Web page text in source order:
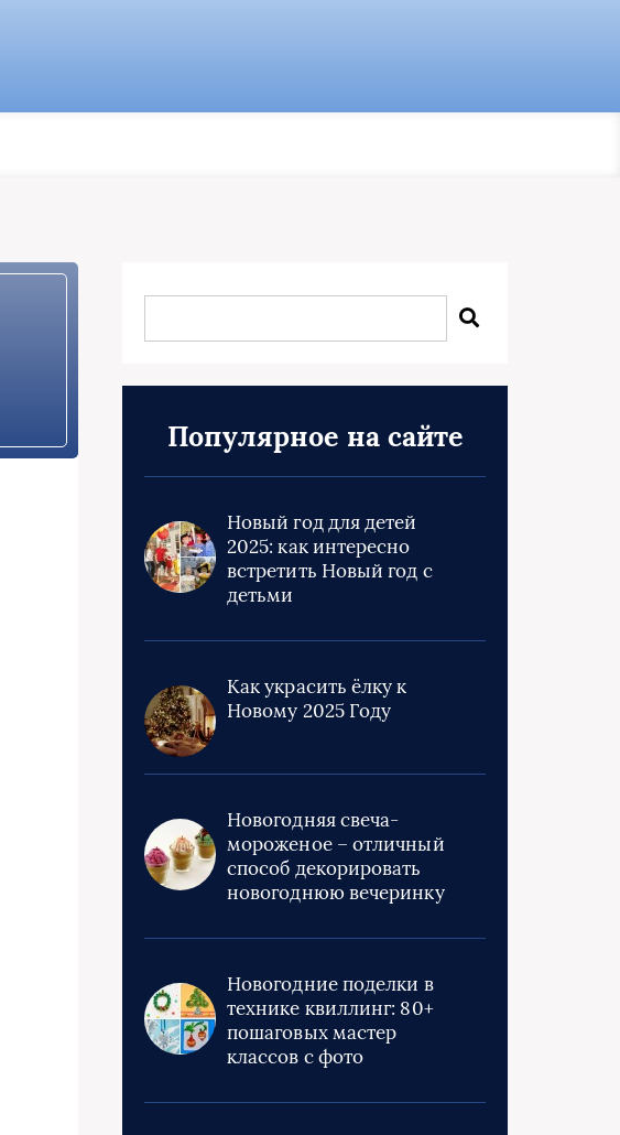
Популярное на сайте
Новый год для детей
2025: как интересно
встретить Новый год с
детьми
Как украсить ёлку к
Новому 2025 Году
Новогодняя свеча-
мороженое – отличный
способ декорировать
новогоднюю вечеринку
Новогодние поделки в
технике квиллинг: 80+
пошаговых мастер
классов с фото